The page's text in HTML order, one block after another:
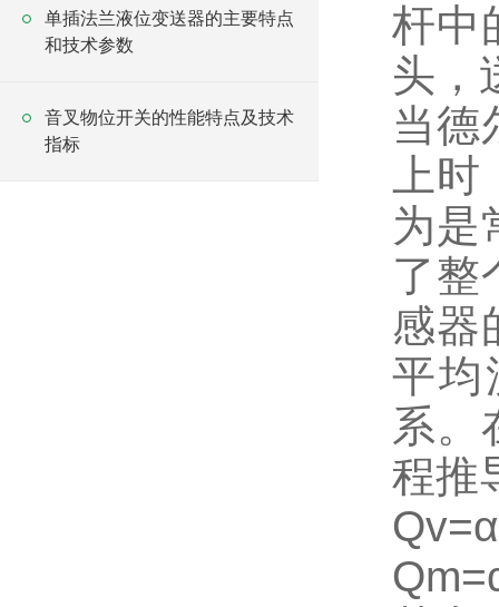
单插法兰液位变送器的主要特点
和技术参数
音叉物位开关的性能特点及技术
指标
杆中
头，
当德
上
为是
了整
感器
平均
系。
程推